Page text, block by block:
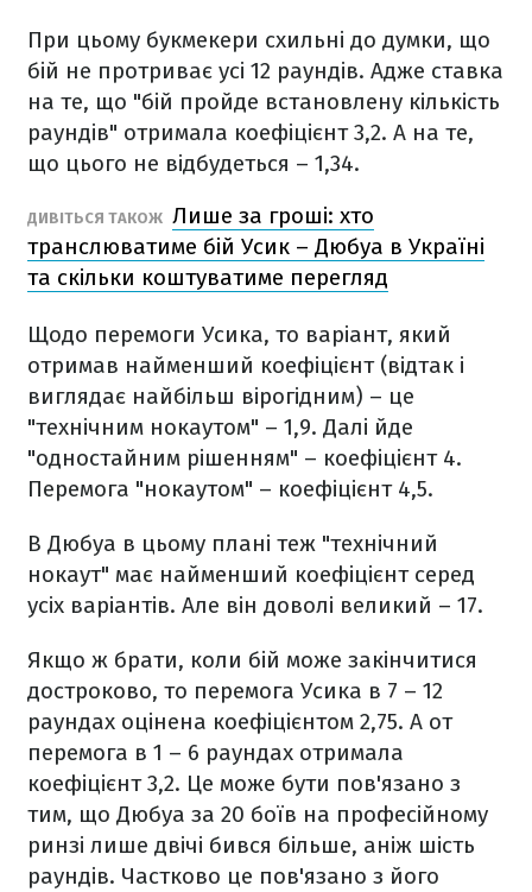
При цьому букмекери схильні до думки, що
бій не протриває усі 12 раундів. Адже ставка
на те, що "бій пройде встановлену кількість
раундів" отримала коефіцієнт 3,2. А на те,
що цього не відбудеться – 1,34.
ДИВІТЬСЯ ТАКОЖ Лише за гроші: хто
транслюватиме бій Усик – Дюбуа в Україні
та скільки коштуватиме перегляд
Щодо перемоги Усика, то варіант, який
отримав найменший коефіцієнт (відтак і
виглядає найбільш вірогідним) – це
"технічним нокаутом" – 1,9. Далі йде
"одностайним рішенням" – коефіцієнт 4.
Перемога "нокаутом" – коефіцієнт 4,5.
В Дюбуа в цьому плані теж "технічний
нокаут" має найменший коефіцієнт серед
усіх варіантів. Але він доволі великий – 17.
Якщо ж брати, коли бій може закінчитися
достроково, то перемога Усика в 7 – 12
раундах оцінена коефіцієнтом 2,75. А от
перемога в 1 – 6 раундах отримала
коефіцієнт 3,2. Це може бути пов'язано з
тим, що Дюбуа за 20 боїв на професійному
ринзі лише двічі бився більше, аніж шість
раундів. Частково це пов'язано з його